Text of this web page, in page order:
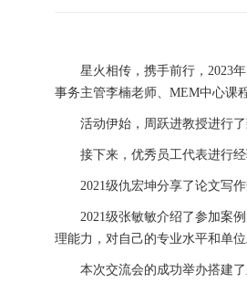
星火相传，携手前行，2023
事务主管李楠老师、MEM中心课
活动伊始，周跃进教授进行
接下来，优秀员工代表进行
2021级仇宏坤分享了论文写
2021级张敏敏介绍了参加案
理能力，对自己的专业水平和单
本次交流会的成功举办搭建